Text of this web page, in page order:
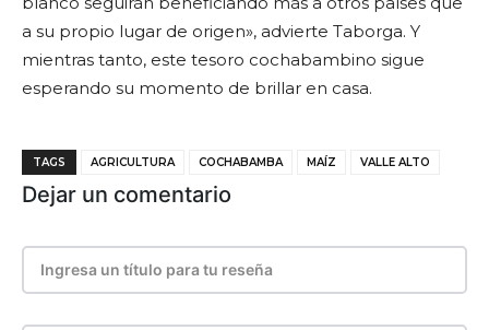
a su propio lugar de origen», advierte Taborga. Y
mientras tanto, este tesoro cochabambino sigue
esperando su momento de brillar en casa.
TAGS AGRICULTURA COCHABAMBA MAÍZ VALLE ALTO
Dejar un comentario